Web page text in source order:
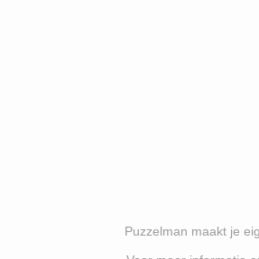
Puzzelman maakt je eigen 1000